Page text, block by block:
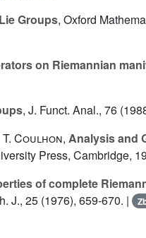
Groups, Oxford
on Riemannian
, J. Funct. Anal., 76
T. Coulhon, Analysis and
Press, Cambridge,
of complete
J., 25 (1976), 659-670. |